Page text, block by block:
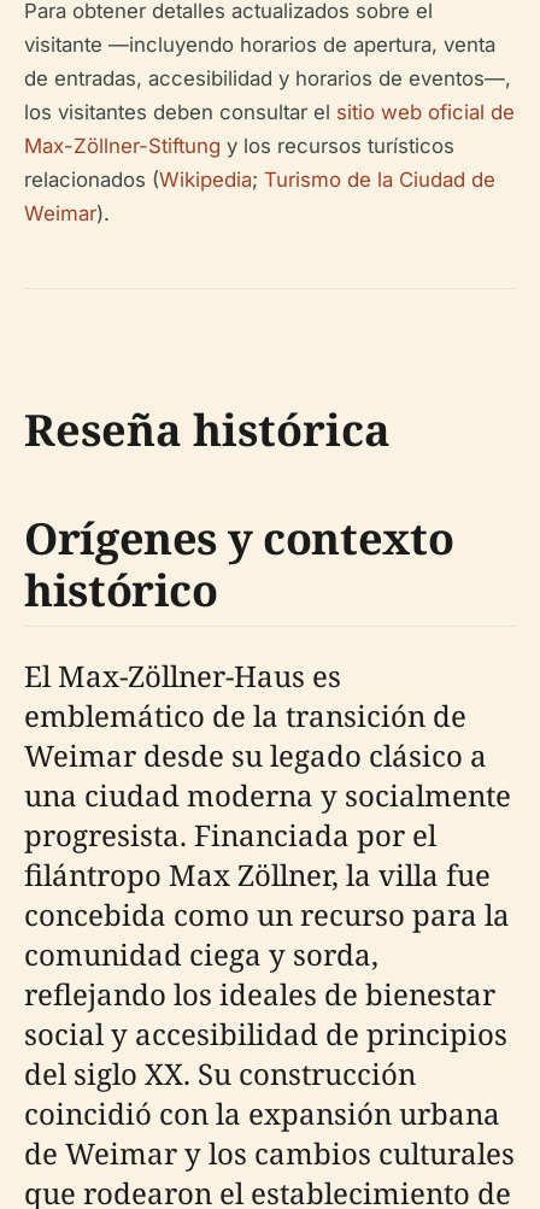
Para obtener detalles actualizados sobre el
visitante —incluyendo horarios de apertura, venta
de entradas, accesibilidad y horarios de eventos—,
los visitantes deben consultar el sitio web oficial de
Max-Zöllner-Stiftung y los recursos turísticos
relacionados (Wikipedia; Turismo de la Ciudad de
Weimar).
Reseña histórica
Orígenes y contexto
histórico
El Max-Zöllner-Haus es
emblemático de la transición de
Weimar desde su legado clásico a
una ciudad moderna y socialmente
progresista. Financiada por el
filántropo Max Zöllner, la villa fue
concebida como un recurso para la
comunidad ciega y sorda,
reflejando los ideales de bienestar
social y accesibilidad de principios
del siglo XX. Su construcción
coincidió con la expansión urbana
de Weimar y los cambios culturales
que rodearon el establecimiento de